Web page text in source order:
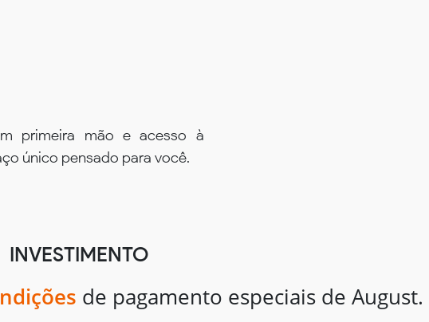
primeira mão e acesso à
único pensado para você.
INVESTIMENTO
de pagamento especiais de August.